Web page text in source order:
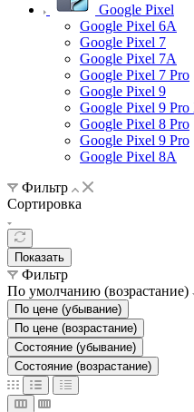
Google Pixel
Google Pixel 6A
Google Pixel 7
Google Pixel 7А
Google Pixel 7 Pro
Google Pixel 9
Google Pixel 9
Google Pixel 8 Pro
Google Pixel 9 Pro
Google Pixel 8A
Фильтр
Сортировка
Показать
Фильтр
По умолчанию (возрастание)
По цене (убывание)
По цене (возрастание)
Состояние (убывание)
Состояние (возрастание)